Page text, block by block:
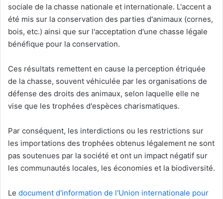
sociale de la chasse nationale et internationale. L'accent a
été mis sur la conservation des parties d'animaux (cornes,
bois, etc.) ainsi que sur l'acceptation d'une chasse légale
bénéfique pour la conservation.
Ces résultats remettent en cause la perception étriquée
de la chasse, souvent véhiculée par les organisations de
défense des droits des animaux, selon laquelle elle ne
vise que les trophées d'espèces charismatiques.
Par conséquent, les interdictions ou les restrictions sur
les importations des trophées obtenus légalement ne sont
pas soutenues par la société et ont un impact négatif sur
les communautés locales, les économies et la biodiversité.
Le document d'information de l'Union internationale pour